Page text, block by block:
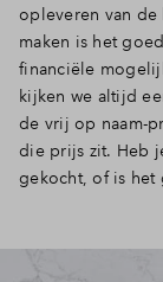
opleveren van de
maken is het
financiële
kijken we altijd
de vrij op naam-
die prijs zit. Heb
gekocht, of is het